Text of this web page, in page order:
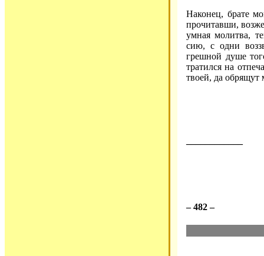
Наконец, брате
прочитавши,
умная молитва,
сию, с одни
грешной душе
тратился на
твоей, да
– 482 –